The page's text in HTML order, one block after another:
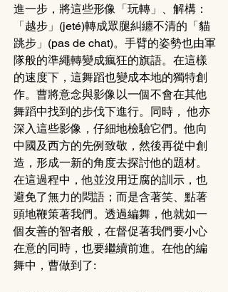
進一步，將這些形像「玩轉」、解構：
「越步」(jeté)轉成眾腿糾纏不清的「貓
跳步」(pas de chat)。手臂的姿勢也由軍
隊般的準繩轉變成瘋狂的旗語。在這樣
的速度下，這舞蹈也變成本地的獨特創
作。曹將意念與影像以一個不會在其他
舞蹈中找到的步伐下進行。同時， 他亦
深入這些影像，仔細地檢驗它們。他向
中國及西方的先例致敬，然後再從中創
造，形成一新的角度去探討他的題材。
在這過程中，他並沒用迂腐的訓示，也
避免了無力的悶語；而是含著笑、點著
頭地鞭策著我們。透過編舞，他就如一
個友善的智者般，在督促著我們要小心
在意的同時，也要繼續前進。在他的編
舞中，曹做到了: